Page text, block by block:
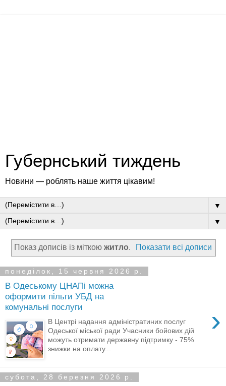
Губернський тиждень
Новини — роблять наше життя цікавим!
▼
▼
Показ дописів із міткою житло. Показати всі дописи
понеділок, 15 червня 2026 р.
В Одеському ЦНАПі можна
оформити пільги УБД на
комунальні послуги
›
В Центрі надання адміністратиних послуг
Одеської міської ради Учасники бойових дій
можуть отримати державну підтримку - 75%
знижки на оплату...
субота, 28 березня 2026 р.